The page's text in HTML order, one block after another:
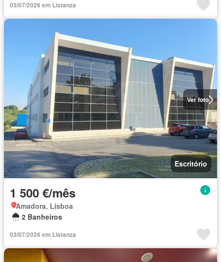
03/07/2026 em Listanza
Ver foto
Escritório
1 500 €/mês
Amadora, Lisboa
2 Banheiros
03/07/2026 em Listanza